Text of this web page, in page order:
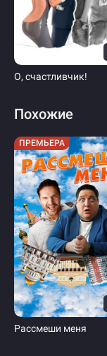
О, счастливчик!
Похожие
ПРЕМЬЕРА
Рассмеши меня